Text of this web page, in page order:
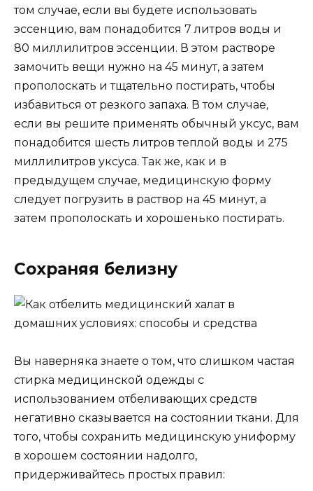
том случае, если вы будете использовать
эссенцию, вам понадобится 7 литров воды и
80 миллилитров эссенции. В этом растворе
замочить вещи нужно на 45 минут, а затем
прополоскать и тщательно постирать, чтобы
избавиться от резкого запаха. В том случае,
если вы решите применять обычный уксус, вам
понадобится шесть литров теплой воды и 275
миллилитров уксуса. Так же, как и в
предыдущем случае, медицинскую форму
следует погрузить в раствор на 45 минут, а
затем прополоскать и хорошенько постирать.
Сохраняя белизну
Вы наверняка знаете о том, что слишком частая
стирка медицинской одежды с
использованием отбеливающих средств
негативно сказывается на состоянии ткани. Для
того, чтобы сохранить медицинскую униформу
в хорошем состоянии надолго,
придерживайтесь простых правил: